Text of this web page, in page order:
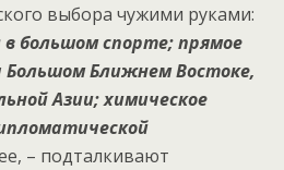
выбора чужими руками:
большом спорте; прямое
Большом Ближнем Востоке,
Азии; химическое
– подталкивают